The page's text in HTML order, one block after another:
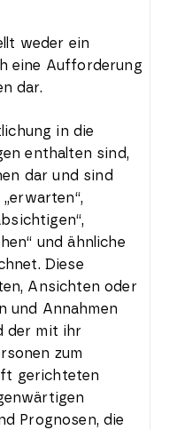
weder ein
eine Aufforderung
dar.
in die
enthalten sind,
dar und sind
und ähnliche
Diese
Ansichten oder
und Annahmen
der mit ihr
zum
gerichteten
Prognosen, die